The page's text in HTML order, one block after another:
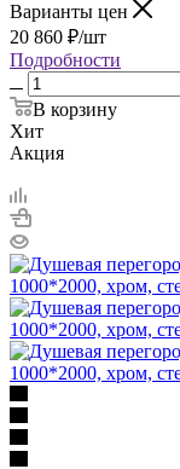
Варианты цен
20 860 ₽/шт
Подробности
В корзину
Хит
Акция